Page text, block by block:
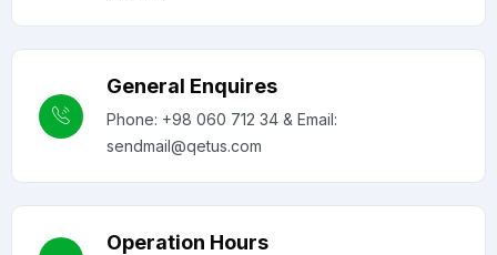
General Enquires
Phone: +98 060 712 34 & Email:
sendmail@qetus.com
Operation Hours